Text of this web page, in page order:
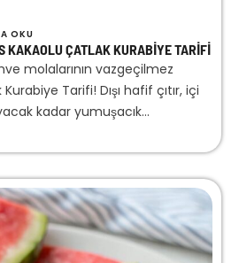
OKU
KAKAOLU ÇATLAK KURABIYE TARIFI
molalarının vazgeçilmez
Tarifi! Dışı hafif çıtır, içi
kadar yumuşacık...